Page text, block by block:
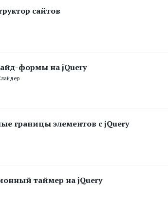
сайтов
формы на jQuery
границы элементов с jQuery
таймер на jQuery